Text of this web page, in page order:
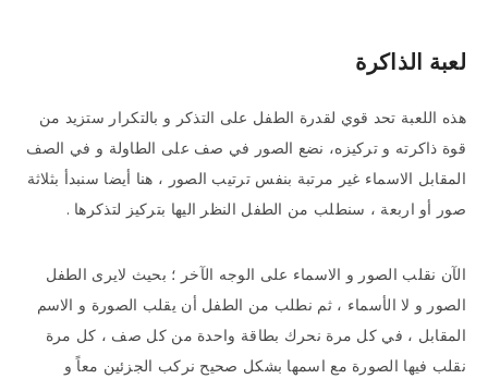
لعبة الذاكرة
هذه اللعبة تحد قوي لقدرة الطفل على التذكر و بالتكرار ستزيد من
قوة ذاكرته و تركيزه، نضع الصور في صف على الطاولة و في الصف
المقابل الاسماء غير مرتبة بنفس ترتيب الصور ، هنا أيضا سنبدأ بثلاثة
صور أو اربعة ، سنطلب من الطفل النظر اليها بتركيز لتذكرها .
الآن نقلب الصور و الاسماء على الوجه الآخر ؛ بحيث لايرى الطفل
الصور و لا الأسماء ، ثم نطلب من الطفل أن يقلب الصورة و الاسم
المقابل ، في كل مرة نحرك بطاقة واحدة من كل صف ، كل مرة
نقلب فيها الصورة مع اسمها بشكل صحيح نركب الجزئين معاً و